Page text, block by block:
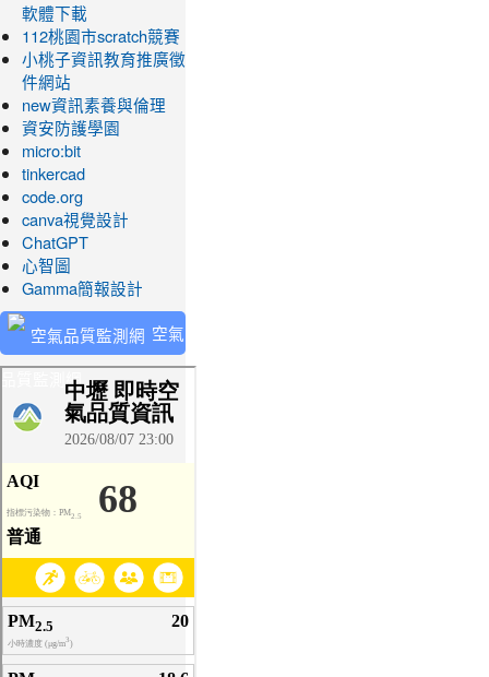
軟體下載
112桃園市scratch競賽
小桃子資訊教育推廣徵
件網站
new資訊素養與倫理
資安防護學園
micro:bit
tinkercad
code.org
canva視覺設計
ChatGPT
心智圖
Gamma簡報設計
空氣
品質監測網